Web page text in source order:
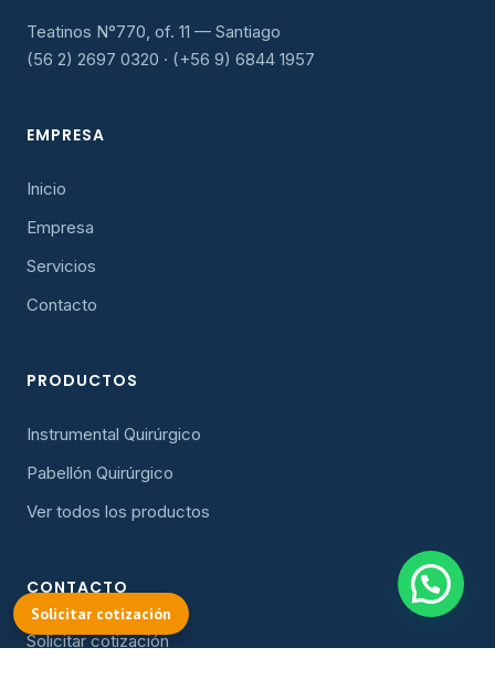
Teatinos N°770, of. 11 — Santiago
(56 2) 2697 0320 · (+56 9) 6844 1957
EMPRESA
Inicio
Empresa
Servicios
Contacto
PRODUCTOS
Instrumental Quirúrgico
Pabellón Quirúrgico
Ver todos los productos
CONTACTO
Solicitar cotización
Solicitar cotización